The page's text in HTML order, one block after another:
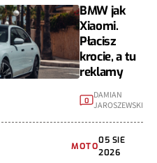
BMW jak
Xiaomi.
Płacisz
krocie, a tu
reklamy
0
DAMIAN
JAROSZEWSKI
MOTO
05 SIE
2026